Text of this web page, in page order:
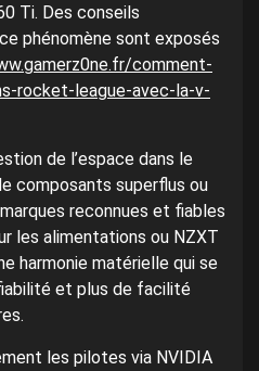
Ti. Des conseils
phénomène sont exposés
comment-
rocket-league-avec-la-v-
de l’espace dans le
composants superflus ou
reconnues et fiables
les alimentations ou NZXT
harmonie matérielle qui se
et plus de facilité
les pilotes via NVIDIA